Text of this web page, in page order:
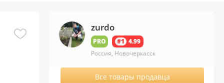
zurdo
PRO #1 4.99
Россия, Новочеркасск
Все товары продавца